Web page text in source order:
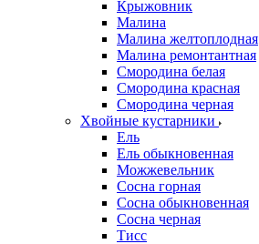
Крыжовник
Малина
Малина желтоплодная
Малина ремонтантная
Смородина белая
Смородина красная
Смородина черная
Хвойные кустарники
Ель
Ель обыкновенная
Можжевельник
Сосна горная
Сосна обыкновенная
Сосна черная
Тисс